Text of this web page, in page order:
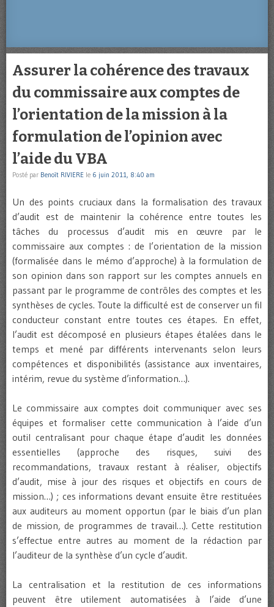
Assurer la cohérence des travaux
du commissaire aux comptes de
l’orientation de la mission à la
formulation de l’opinion avec
l’aide du VBA
Posté par Benoît RIVIERE le 6 juin 2011, 8:40 am
Un des points cruciaux dans la formalisation des travaux
d’audit est de maintenir la cohérence entre toutes les
tâches du processus d’audit mis en œuvre par le
commissaire aux comptes : de l’orientation de la mission
(formalisée dans le mémo d’approche) à la formulation de
son opinion dans son rapport sur les comptes annuels en
passant par le programme de contrôles des comptes et les
synthèses de cycles. Toute la difficulté est de conserver un fil
conducteur constant entre toutes ces étapes. En effet,
l’audit est décomposé en plusieurs étapes étalées dans le
temps et mené par différents intervenants selon leurs
compétences et disponibilités (assistance aux inventaires,
intérim, revue du système d’information…).
Le commissaire aux comptes doit communiquer avec ses
équipes et formaliser cette communication à l’aide d’un
outil centralisant pour chaque étape d’audit les données
essentielles (approche des risques, suivi des
recommandations, travaux restant à réaliser, objectifs
d’audit, mise à jour des risques et objectifs en cours de
mission…) ; ces informations devant ensuite être restituées
aux auditeurs au moment opportun (par le biais d’un plan
de mission, de programmes de travail…). Cette restitution
s’effectue entre autres au moment de la rédaction par
l’auditeur de la synthèse d’un cycle d’audit.
La centralisation et la restitution de ces informations
peuvent être utilement automatisées à l’aide d’une